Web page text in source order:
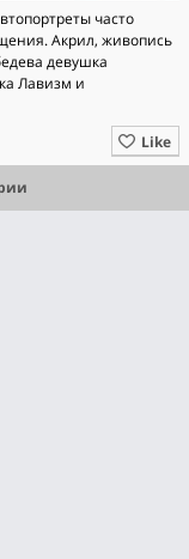
часто
Акрил, живопись
девушка
Лавизм и
Like